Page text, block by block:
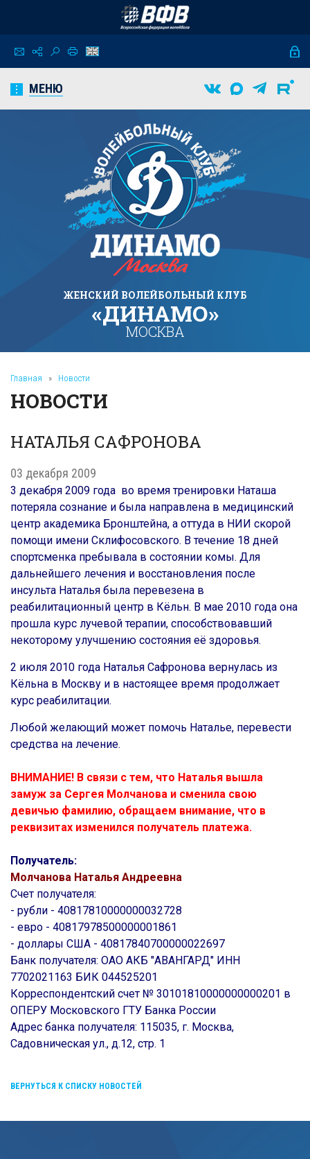
МЕНЮ
ЖЕНСКИЙ ВОЛЕЙБОЛЬНЫЙ КЛУБ
«ДИНАМО»
МОСКВА
Главная » Новости
НОВОСТИ
НАТАЛЬЯ САФРОНОВА
03 декабря 2009
3 декабря 2009 года во время тренировки Наташа
потеряла сознание и была направлена в медицинский
центр академика Бронштейна, а оттуда в НИИ скорой
помощи имени Склифосовского. В течение 18 дней
спортсменка пребывала в состоянии комы. Для
дальнейшего лечения и восстановления после
инсульта Наталья была перевезена в
реабилитационный центр в Кёльн. В мае 2010 года она
прошла курс лучевой терапии, способствовавший
некоторому улучшению состояния её здоровья.
2 июля 2010 года Наталья Сафронова вернулась из
Кёльна в Москву и в настоящее время продолжает
курс реабилитации.
Любой желающий может помочь Наталье, перевести
средства на лечение.
ВНИМАНИЕ! В связи с тем, что Наталья вышла
замуж за Сергея Молчанова и сменила свою
девичью фамилию, обращаем внимание, что в
реквизитах изменился получатель платежа.
Получатель:
Молчанова Наталья Андреевна
Счет получателя:
- рубли - 40817810000000032728
- евро - 40817978500000001861
- доллары США - 40817840700000022697
Банк получателя: ОАО АКБ "АВАНГАРД" ИНН
7702021163 БИК 044525201
Корреспондентский счет № 30101810000000000201 в
ОПЕРУ Московского ГТУ Банка России
Адрес банка получателя: 115035, г. Москва,
Садовническая ул., д.12, стр. 1
ВЕРНУТЬСЯ К СПИСКУ НОВОСТЕЙ